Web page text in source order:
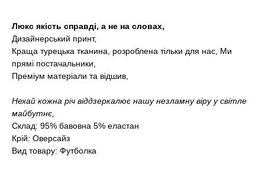
Люкс якість справді, а не на словах,
Дизайнерський принт,
Краща турецька тканина, розроблена тільки для нас, Ми
прямі постачальники,
Преміум матеріали та відшив,
Нехай кожна річ віддзеркалює нашу незламну віру у світле
майбутнє,
Склад: 95% бавовна 5% еластан
Крій: Оверсайз
Вид товару: Футболка